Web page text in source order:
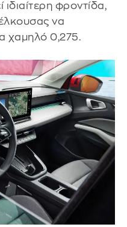
φροντίδα,
να
χαμηλό 0,275.